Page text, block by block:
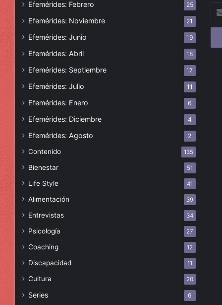
Efemérides: Febrero 25
Efemérides: Noviembre 21
Efemérides: Junio 19
Efemérides: Abril 18
Efemérides: Septiembre 17
Efemérides: Julio 11
Efemérides: Enero 6
Efemérides: Diciembre 4
Efemérides: Agosto 2
Contenido 135
Bienestar 51
Life Style 41
Alimentación 39
Entrevistas 34
Psicología 27
Coaching 12
Discapacidad 11
Cultura 20
Series 6